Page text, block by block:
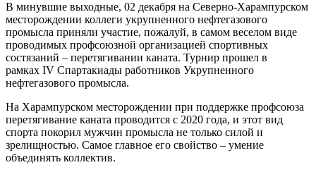
В минувшие выходные, 02 декабря на Северно-Харампурском
месторождении коллеги укрупненного нефтегазового
промысла приняли участие, пожалуй, в самом веселом виде
проводимых профсоюзной организацией спортивных
состязаний – перетягивании каната. Турнир прошел в
рамках IV Спартакиады работников Укрупненного
нефтегазового промысла.
На Харампурском месторождении при поддержке профсоюза
перетягивание каната проводится с 2020 года, и этот вид
спорта покорил мужчин промысла не только силой и
зрелищностью. Самое главное его свойство – умение
объединять коллектив.